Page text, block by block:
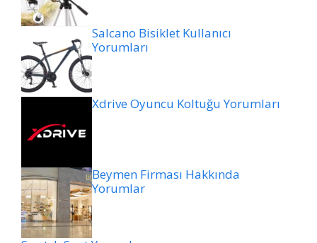
Salcano Bisiklet Kullanıcı
Yorumları
Xdrive Oyuncu Koltuğu Yorumları
Beymen Firması Hakkında
Yorumlar